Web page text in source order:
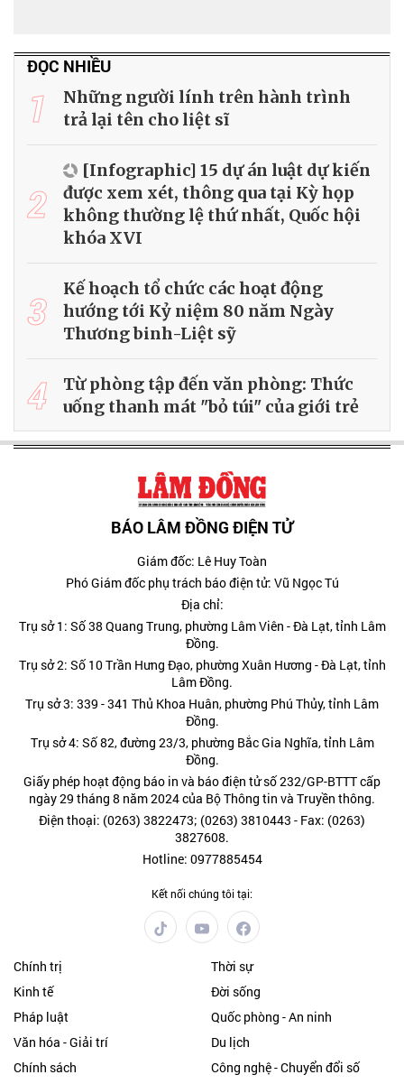
ĐỌC NHIỀU
1
Những người lính trên hành trình
trả lại tên cho liệt sĩ
2
[Infographic] 15 dự án luật dự kiến
được xem xét, thông qua tại Kỳ họp
không thường lệ thứ nhất, Quốc hội
khóa XVI
3
Kế hoạch tổ chức các hoạt động
hướng tới Kỷ niệm 80 năm Ngày
Thương binh-Liệt sỹ
4
Từ phòng tập đến văn phòng: Thức
uống thanh mát "bỏ túi" của giới trẻ
BÁO LÂM ĐỒNG ĐIỆN TỬ
Giám đốc: Lê Huy Toàn
Phó Giám đốc phụ trách báo điện tử: Vũ Ngọc Tú
Địa chỉ:
Trụ sở 1: Số 38 Quang Trung, phường Lâm Viên - Đà Lạt, tỉnh Lâm
Đồng.
Trụ sở 2: Số 10 Trần Hưng Đạo, phường Xuân Hương - Đà Lạt, tỉnh
Lâm Đồng.
Trụ sở 3: 339 - 341 Thủ Khoa Huân, phường Phú Thủy, tỉnh Lâm
Đồng.
Trụ sở 4: Số 82, đường 23/3, phường Bắc Gia Nghĩa, tỉnh Lâm
Đồng.
Giấy phép hoạt động báo in và báo điện tử số 232/GP-BTTT cấp
ngày 29 tháng 8 năm 2024 của Bộ Thông tin và Truyền thông.
Điện thoại: (0263) 3822473; (0263) 3810443 - Fax: (0263)
3827608.
Hotline: 0977885454
Kết nối chúng tôi tại:
Chính trị
Thời sự
Kinh tế
Đời sống
Pháp luật
Quốc phòng - An ninh
Văn hóa - Giải trí
Du lịch
Chính sách
Công nghệ - Chuyển đổi số